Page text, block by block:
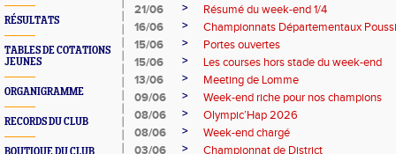
RÉSULTATS
TABLES DE COTATIONS
JEUNES
ORGANIGRAMME
RECORDS DU CLUB
21/06
>
Résumé du week-end 1/4
16/06
>
Championnats Départementaux
15/06
>
Portes ouvertes
15/06
>
Les courses hors stade du week-end
13/06
>
Meeting de Lomme
09/06
>
Week-end riche pour nos champions
08/06
>
Olympic’Hap 2026
08/06
>
Week-end chargé
03/06
>
Championnat de District